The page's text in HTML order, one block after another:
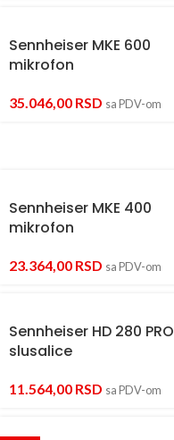
Sennheiser MKE 600
mikrofon
35.046,00 RSD sa PDV-om
Sennheiser MKE 400
mikrofon
23.364,00 RSD sa PDV-om
Sennheiser HD 280 PRO
slusalice
11.564,00 RSD sa PDV-om